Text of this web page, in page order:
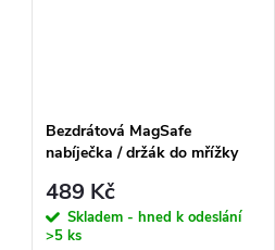
Bezdrátová MagSafe
nabíječka / držák do mřížky
489 Kč
Skladem - hned k odeslání
>5 ks